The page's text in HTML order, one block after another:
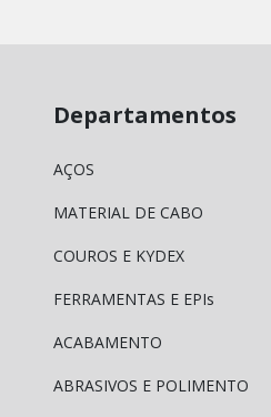
Departamentos
AÇOS
MATERIAL DE CABO
COUROS E KYDEX
FERRAMENTAS E EPIs
ACABAMENTO
ABRASIVOS E POLIMENTO